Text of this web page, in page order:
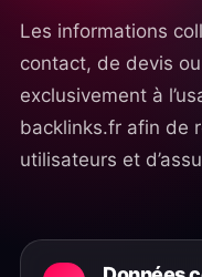
Les informations
contact, de devis
exclusivement à
backlinks.fr afin de
utilisateurs et